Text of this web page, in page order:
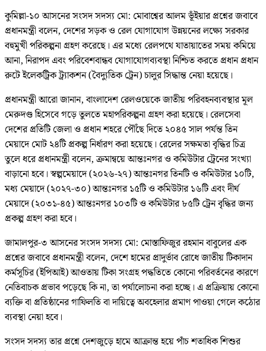
কুমিল্লা-১০ আসনের সংসদ সদস্য মো: মোবাশ্বের আলম ভূঁইয়ার প্রশ্নের জবাবে
প্রধানমন্ত্রী বলেন, দেশের সড়ক ও রেল যোগাযোগ উন্নয়নের লক্ষ্যে সরকার
বহুমুখী পরিকল্পনা গ্রহণ করেছে। এর মধ্যে রেলপথে যাতায়াতের সময় কমিয়ে
আনা, নিরাপদ এবং পরিবেশবান্ধব যোগাযোগব্যবস্থা নিশ্চিত করতে প্রধান প্রধান
রুটে ইলেকট্রিক ট্র্যাকশন (বৈদ্যুতিক ট্রেন) চালুর সিদ্ধান্ত নেয়া হয়েছে।
প্রধানমন্ত্রী আরো জানান, বাংলাদেশ রেলওয়েকে জাতীয় পরিবহনব্যবস্থার মূল
মেরুদণ্ড হিসেবে গড়ে তুলতে মহাপরিকল্পনা গ্রহণ করা হয়েছে। রেলসেবা
দেশের প্রতিটি জেলা ও প্রধান শহরে পৌঁছে দিতে ২০৪৫ সাল পর্যন্ত তিন
মেয়াদে মোট ২৪টি প্রকল্প নির্ধারণ করা হয়েছে। রেলের সক্ষমতা বৃদ্ধির চিত্র
তুলে ধরে প্রধানমন্ত্রী বলেন, ক্রমান্বয়ে আন্তঃনগর ও কমিউটার ট্রেনের সংখ্যা
বাড়ানো হবে। স্বল্পমেয়াদে (২০২৬-২৭) আন্তঃনগর তিনটি ও কমিউটার ১০টি,
মধ্য মেয়াদে (২০২৭-৩০) আন্তঃনগর ১৫টি ও কমিউটার ১৬টি এবং দীর্ঘ
মেয়াদে (২০৩১-৪৫) আন্তঃনগর ১০৩টি ও কমিউটার ৮৫টি ট্রেন বৃদ্ধির জন্য
প্রকল্প গ্রহণ করা হবে।
জামালপুর-৩ আসনের সংসদ সদস্য মো: মোস্তাফিজুর রহমান বাবুলের এক
প্রশ্নের জবাবে প্রধানমন্ত্রী বলেন, দেশে হামের প্রাদুর্ভাব রোধে জাতীয় টিকাদান
কর্মসূচির (ইপিআই) আওতায় টিকা সংগ্রহ পদ্ধতিতে কোনো পরিবর্তনের কারণে
নেতিবাচক প্রভাব পড়েছে কি না, তা পর্যালোচনা করা হচ্ছে। এ প্রক্রিয়ায় কোনো
ব্যক্তি বা প্রতিষ্ঠানের গাফিলতি বা দায়িত্বে অবহেলার প্রমাণ পাওয়া গেলে কঠোর
ব্যবস্থা নেয়া হবে।
সংসদ সদস্য তার প্রশ্নে দেশজুড়ে হামে আক্রান্ত হয়ে পাঁচ শতাধিক শিশুর